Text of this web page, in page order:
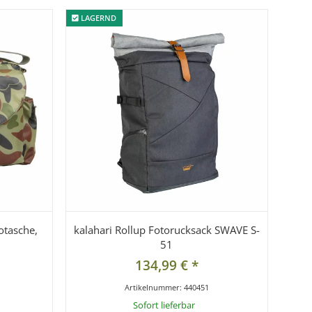
LAGERND
LAGERND
kalahari Rollup Fotorucksack SWAVE S-
51
134,99 €*
Artikelnummer: 440451
Sofort lieferbar